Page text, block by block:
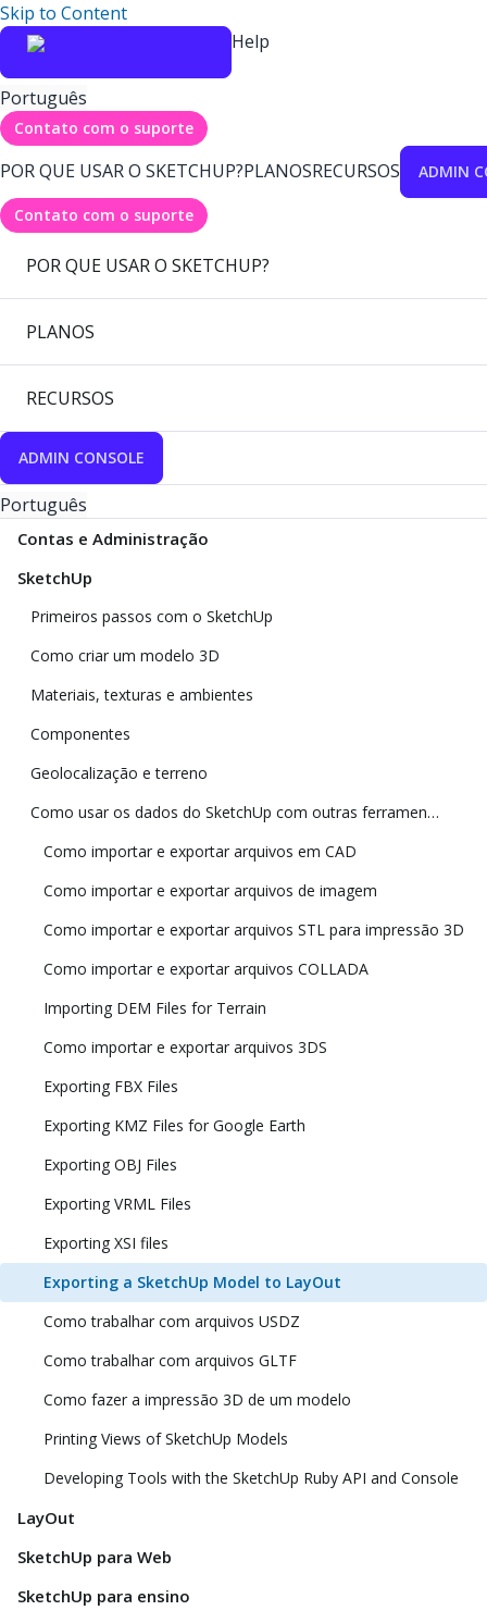
Skip to Content
Help
Português
Contato com o suporte
POR QUE USAR O SKETCHUP?PLANOSRECURSOS ADMIN
Contato com o suporte
POR QUE USAR O SKETCHUP?
PLANOS
RECURSOS
ADMIN CONSOLE
Português
Contas e Administração
SketchUp
Primeiros passos com o SketchUp
Como criar um modelo 3D
Materiais, texturas e ambientes
Componentes
Geolocalização e terreno
Como usar os dados do SketchUp com outras ferramentas e programas de modelagem
Como importar e exportar arquivos em CAD
Como importar e exportar arquivos de imagem
Como importar e exportar arquivos STL para impressão 3D
Como importar e exportar arquivos COLLADA
Importing DEM Files for Terrain
Como importar e exportar arquivos 3DS
Exporting FBX Files
Exporting KMZ Files for Google Earth
Exporting OBJ Files
Exporting VRML Files
Exporting XSI files
Exporting a SketchUp Model to LayOut
Como trabalhar com arquivos USDZ
Como trabalhar com arquivos GLTF
Como fazer a impressão 3D de um modelo
Printing Views of SketchUp Models
Developing Tools with the SketchUp Ruby API and Console
LayOut
SketchUp para Web
SketchUp para ensino